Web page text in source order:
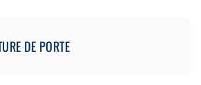
DE PORTE